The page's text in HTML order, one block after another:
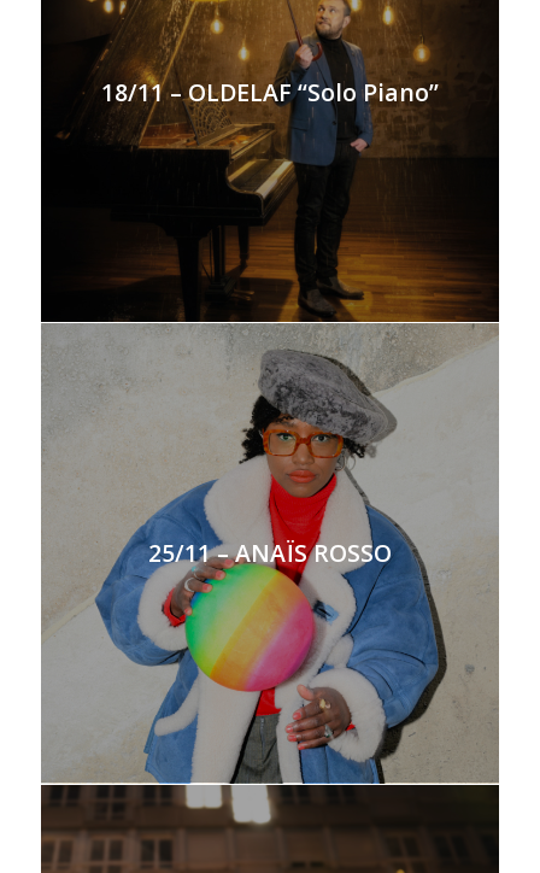
18/11 – OLDELAF “Solo Piano”
25/11 – ANAÏS ROSSO